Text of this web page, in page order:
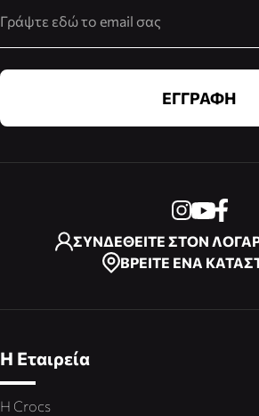
ΕΓΓΡΑΦΗ
ΣΥΝΔΕΘΕΙΤΕ ΣΤΟΝ
ΒΡΕΙΤΕ ΕΝΑ
Η Εταιρεία
Η Crocs